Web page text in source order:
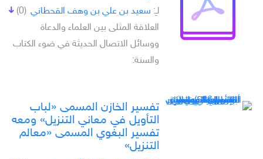
(0) لـِ: سعيد بن علي بن وهف القحطاني
العلاقة المثلى بين العلماء والدعاة
ووسائل الاتصال الحديثة في ضوء الكتاب
والسنة:
تفسير الخازن المسمى «لباب
التأويل في معاني التنزيل» ومعه
تفسير البغوي المسمى «معالم
التنزيل»